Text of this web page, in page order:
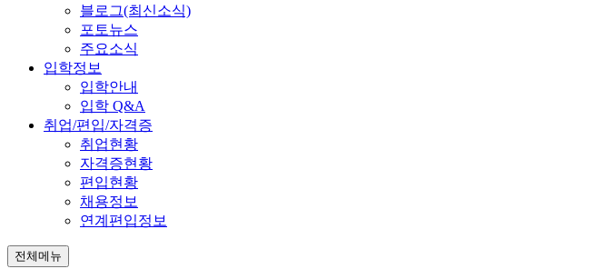
블로그(최신소식)
포토뉴스
주요소식
입학정보
입학안내
입학 Q&A
취업/편입/자격증
취업현황
자격증현황
편입현황
채용정보
연계편입정보
전체메뉴